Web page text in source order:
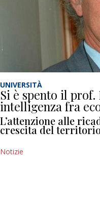
UNIVERSITÀ
Si è spento il
intelligenza fra
L’attenzione alle
crescita del
Notizie